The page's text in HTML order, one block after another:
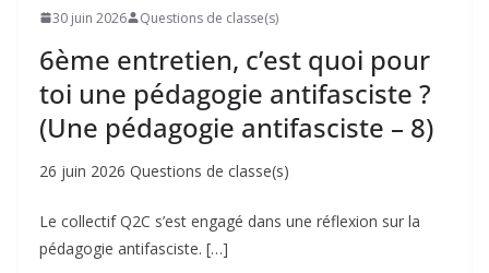
30 juin 2026 Questions de classe(s)
6ème entretien, c’est quoi pour
toi une pédagogie antifasciste ?
(Une pédagogie antifasciste – 8)
26 juin 2026 Questions de classe(s)
Le collectif Q2C s’est engagé dans une réflexion sur la
pédagogie antifasciste. […]